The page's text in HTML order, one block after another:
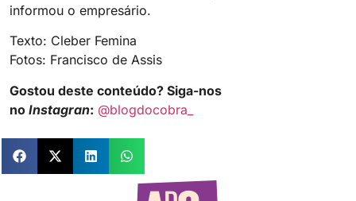
informou o empresário.
Texto: Cleber Femina
Fotos: Francisco de Assis
Gostou deste conteúdo? Siga-nos
no Instagran: @blogdocobra_